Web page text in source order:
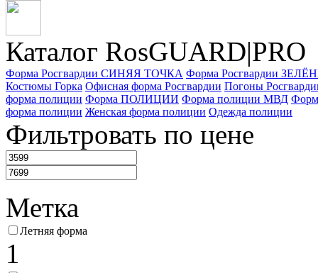
Каталог RosGUARD|PRO
Форма Росгвардии СИНЯЯ ТОЧКА Форма Росгвардии
Костюмы Горка Офисная форма Росгвардии Погоны
форма полиции Форма ПОЛИЦИИ Форма полиции МВД
форма полиции Женская форма полиции Одежда полиции
Фильтровать по цене
Метка
Летняя форма
1